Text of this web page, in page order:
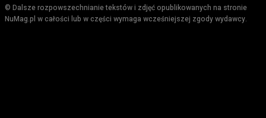
© Dalsze rozpowszechnianie tekstów i zdjęć opublikowanych na stronie
NuMag.pl w całości lub w części wymaga wcześniejszej zgody wydawcy.